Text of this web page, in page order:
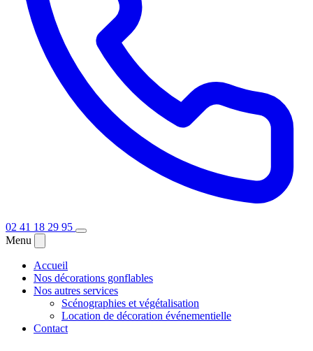
02 41 18 29 95
Menu
Accueil
Nos décorations gonflables
Nos autres services
Scénographies et végétalisation
Location de décoration événementielle
Contact